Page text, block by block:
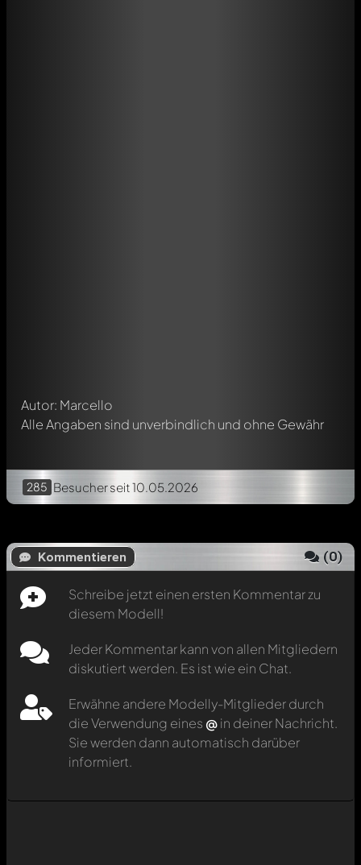
Autor: Marcello
Alle Angaben sind unverbindlich und ohne Gewähr
285 Besucherseit 10.05.2026
Kommentieren (0)
Schreibe jetzt einen ersten Kommentar zu
diesem Modell!
Jeder Kommentar kann von allen Mitgliedern
diskutiert werden. Es ist wie ein Chat.
Erwähne andere Modelly-Mitglieder durch
die Verwendung eines @in deiner Nachricht.
Sie werden dann automatisch darüber
informiert.